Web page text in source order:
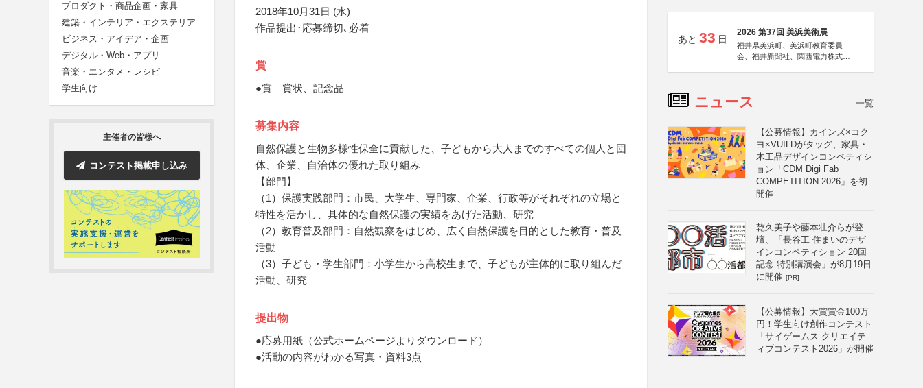
プロダクト・商品企画・家具
建築・インテリア・エクステリア
ビジネス・アイデア・企画
デジタル・Web・アプリ
音楽・エンタメ・レシピ
学生向け
主催者の皆様へ
コンテスト掲載申し込み
2018年10月31日 (水)
作品提出･応募締切､必着
賞
●賞 賞状、記念品
募集内容
自然保護と生物多様性保全に貢献した、子どもから大人までのすべての個人と団
体、企業、自治体の優れた取り組み
【部門】
（1）保護実践部門：市民、大学生、専門家、企業、行政等がそれぞれの立場と
特性を活かし、具体的な自然保護の実績をあげた活動、研究
（2）教育普及部門：自然観察をはじめ、広く自然保護を目的とした教育・普及
活動
（3）子ども・学生部門：小学生から高校生まで、子どもが主体的に取り組んだ
活動、研究
提出物
●応募用紙（公式ホームページよりダウンロード）
●活動の内容がわかる写真・資料3点
あと 33 日
2026 第37回 美浜美術展
福井県美浜町、美浜町教育委員
会、福井新聞社、関西電力株式会
ニュース 一覧
【公募情報】カインズ×コク
ヨ×VUILDがタッグ、家具・
木工品デザインコンペティシ
ョン「CDM Digi Fab
COMPETITION 2026」を初
開催
乾久美子や藤本壮介らが登
壇、「長谷工 住まいのデザ
インコンペティション 20回
記念 特別講演会」が8月19日
に開催 [PR]
【公募情報】大賞賞金100万
円！学生向け創作コンテスト
「サイゲームス クリエイテ
ィブコンテスト2026」が開催